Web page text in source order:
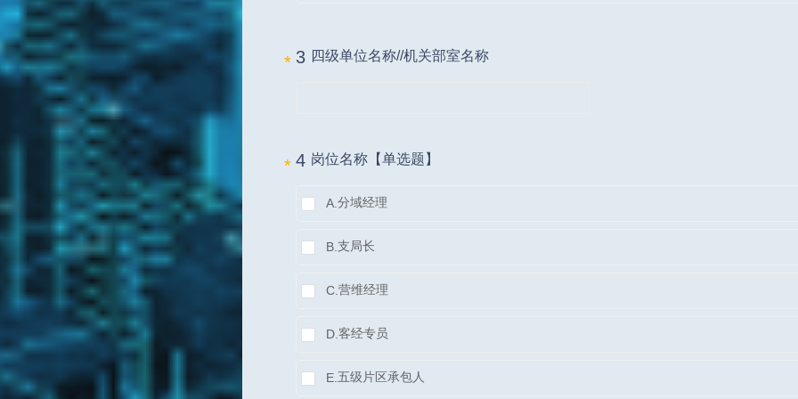
* 3 四级单位名称//机关部室名称
* 4 岗位名称【单选题】
A.分域经理
B.支局长
C.营维经理
D.客经专员
E.五级片区承包人